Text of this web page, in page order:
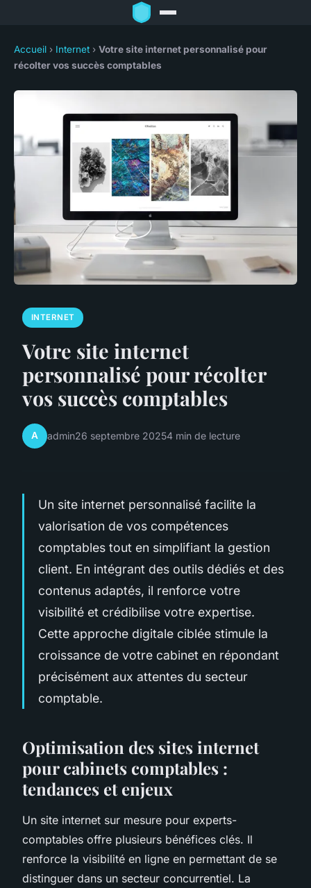
Accueil › Internet › Votre site internet personnalisé pour
récolter vos succès comptables
INTERNET
Votre site internet
personnalisé pour récolter
vos succès comptables
A admin26 septembre 20254 min de lecture
Un site internet personnalisé facilite la
valorisation de vos compétences
comptables tout en simplifiant la gestion
client. En intégrant des outils dédiés et des
contenus adaptés, il renforce votre
visibilité et crédibilise votre expertise.
Cette approche digitale ciblée stimule la
croissance de votre cabinet en répondant
précisément aux attentes du secteur
comptable.
Optimisation des sites internet
pour cabinets comptables :
tendances et enjeux
Un site internet sur mesure pour experts-
comptables offre plusieurs bénéfices clés. Il
renforce la visibilité en ligne en permettant de se
distinguer dans un secteur concurrentiel. La